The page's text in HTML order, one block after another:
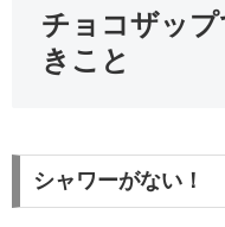
チョコザッ
きこと
シャワーがない！